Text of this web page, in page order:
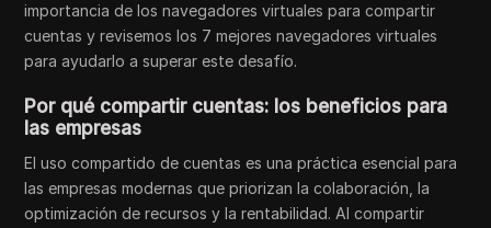
importancia de los navegadores virtuales para compartir
cuentas y revisemos los 7 mejores navegadores virtuales
para ayudarlo a superar este desafío.
Por qué compartir cuentas: los beneficios para
las empresas
El uso compartido de cuentas es una práctica esencial para
las empresas modernas que priorizan la colaboración, la
optimización de recursos y la rentabilidad. Al compartir